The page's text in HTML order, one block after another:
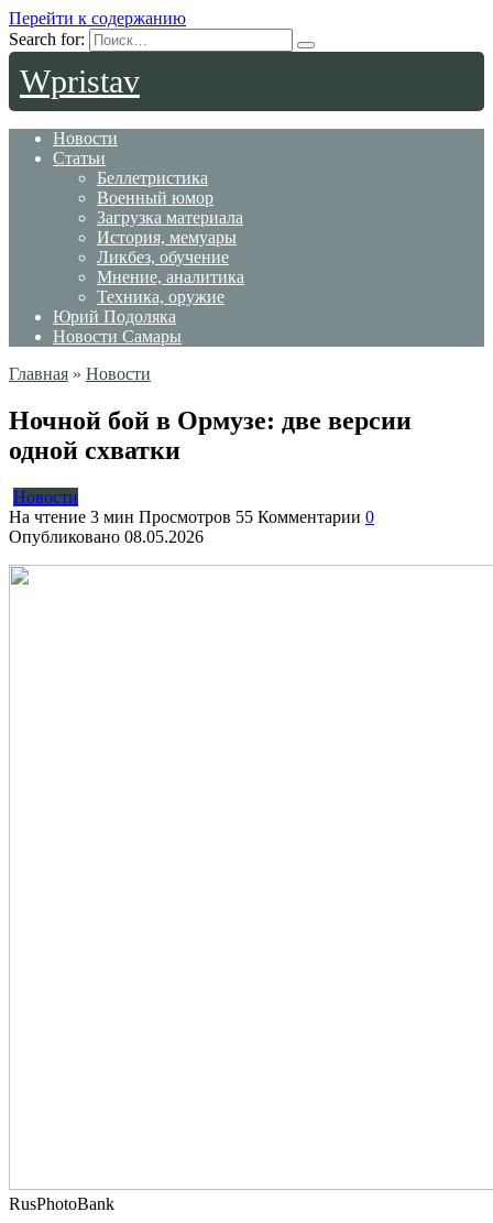
Перейти к содержанию
Search for:
Wpristav
Новости
Статьи
Беллетристика
Военный юмор
Загрузка материала
История, мемуары
Ликбез, обучение
Мнение, аналитика
Техника, оружие
Юрий Подоляка
Новости Самары
Главная » Новости
Ночной бой в Ормузе: две версии
одной схватки
Новости
На чтение 3 мин Просмотров 55 Комментарии 0
Опубликовано 08.05.2026
RusPhotoBank